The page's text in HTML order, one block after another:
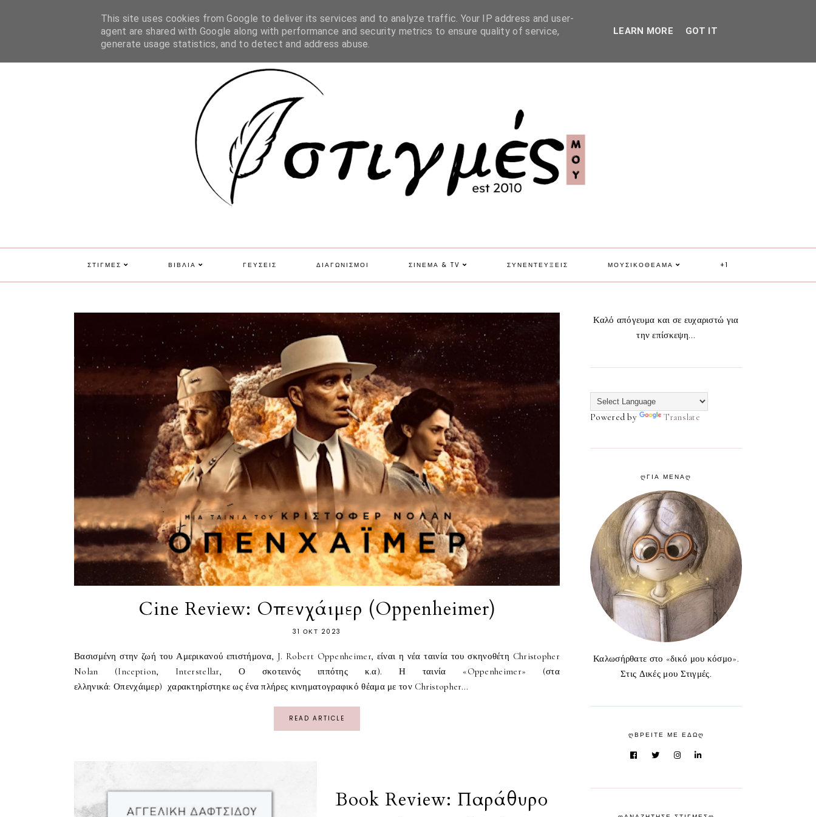
ΠΟΙΑ ΕΙΜΑΙ ΕΠΙΚΟΙΝΩΝΙΑ GDPR SITE MAP
ΣΤΙΓΜΕΣ ΒΙΒΛΙΑ ΓΕΥΣΕΙΣ ΔΙΑΓΩΝΙΣΜΟΙ ΣΙΝΕΜΑ & TV ΣΥΝΕΝΤΕΥΞΕΙΣ ΜΟΥΣΙΚΟΘΕΑΜΑ +1
Cine Review: Οπενχάιμερ (Oppenheimer)
31 ΟΚΤ 2023
Βασισμένη στην ζωή του Αμερικανού επιστήμονα, J. Robert Oppenheimer, είναι η νέα ταινία του σκηνοθέτη Christopher
Nolan (Inception, Interstellar, Ο σκοτεινός ιππότης κ.α). Η ταινία «Oppenheimer» (στα
ελληνικά: Οπενχάιμερ) χαρακτηρίστηκε ως ένα πλήρες κινηματογραφικό θέαμα με τον Christopher...
READ ARTICLE
Book Review: Παράθυρο
Καλό απόγευμα και σε ευχαριστώ για
την επίσκεψη...
Powered by Translate
ᲦΓΙΑ ΜΕΝΑᲦ
Καλωσήρθατε στο «δικό μου κόσμο».
Στις Δικές μου Στιγμές.
ᲦΒΡΕΙΤΕ ΜΕ ΕΔΩᲦ
This site uses cookies from Google to deliver its services and to analyze traffic. Your IP address and user-
agent are shared with Google along with performance and security metrics to ensure quality of service,
generate usage statistics, and to detect and address abuse.
LEARN MORE GOT IT